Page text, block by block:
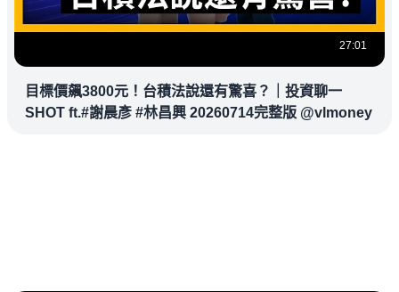
27:01
目標價飆3800元！台積法說還有驚喜？｜投資聊一
SHOT ft.#謝晨彥 #林昌興 20260714完整版 @vlmoney